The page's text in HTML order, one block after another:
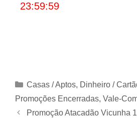
23:59:59
Categorias
Casas / Aptos, Dinheiro /
Promoções Encerradas, Vale-
Promoção Atacadão Vicunha